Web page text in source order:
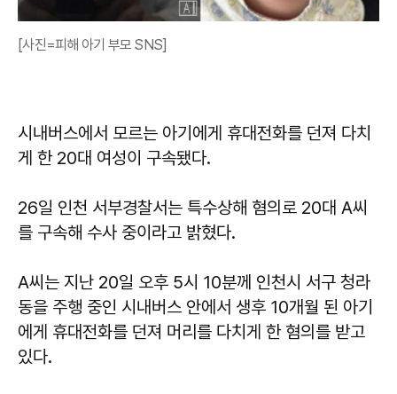
[사진=피해 아기 부모 SNS]
시내버스에서 모르는 아기에게 휴대전화를 던져 다치
게 한 20대 여성이 구속됐다.
26일 인천 서부경찰서는 특수상해 혐의로 20대 A씨
를 구속해 수사 중이라고 밝혔다.
A씨는 지난 20일 오후 5시 10분께 인천시 서구 청라
동을 주행 중인 시내버스 안에서 생후 10개월 된 아기
에게 휴대전화를 던져 머리를 다치게 한 혐의를 받고
있다.